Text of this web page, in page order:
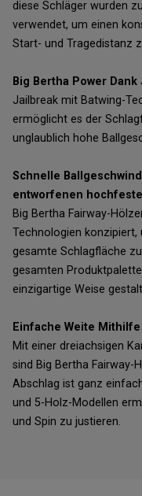
diese Schläger wurden
verwendet, um einen
Start- und Tragedistanz
Big Bertha Power
Jailbreak mit Batwing-
ermöglicht es der
unglaublich hohe
Schnelle
entworfenen
Big Bertha Fairway-
Technologien konzipiert,
gesamte Schlagfläche
gesamten
einzigartige Weise
Einfache Weite
Mit einer dreiachsigen
sind Big Bertha Fairway-
Abschlag ist ganz
und 5-Holz-Modellen
und Spin zu justieren.